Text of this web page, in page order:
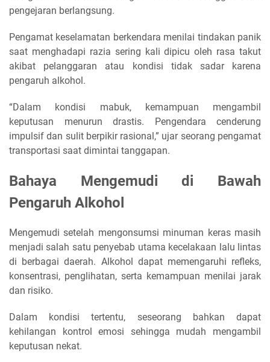
pengejaran berlangsung.
Pengamat keselamatan berkendara menilai tindakan panik
saat menghadapi razia sering kali dipicu oleh rasa takut
akibat pelanggaran atau kondisi tidak sadar karena
pengaruh alkohol.
“Dalam kondisi mabuk, kemampuan mengambil
keputusan menurun drastis. Pengendara cenderung
impulsif dan sulit berpikir rasional,” ujar seorang pengamat
transportasi saat dimintai tanggapan.
Bahaya Mengemudi di Bawah
Pengaruh Alkohol
Mengemudi setelah mengonsumsi minuman keras masih
menjadi salah satu penyebab utama kecelakaan lalu lintas
di berbagai daerah. Alkohol dapat memengaruhi refleks,
konsentrasi, penglihatan, serta kemampuan menilai jarak
dan risiko.
Dalam kondisi tertentu, seseorang bahkan dapat
kehilangan kontrol emosi sehingga mudah mengambil
keputusan nekat.